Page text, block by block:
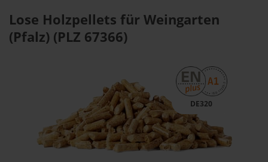
Lose Holzpellets für Weingarten
(Pfalz) (PLZ 67366)
DE320